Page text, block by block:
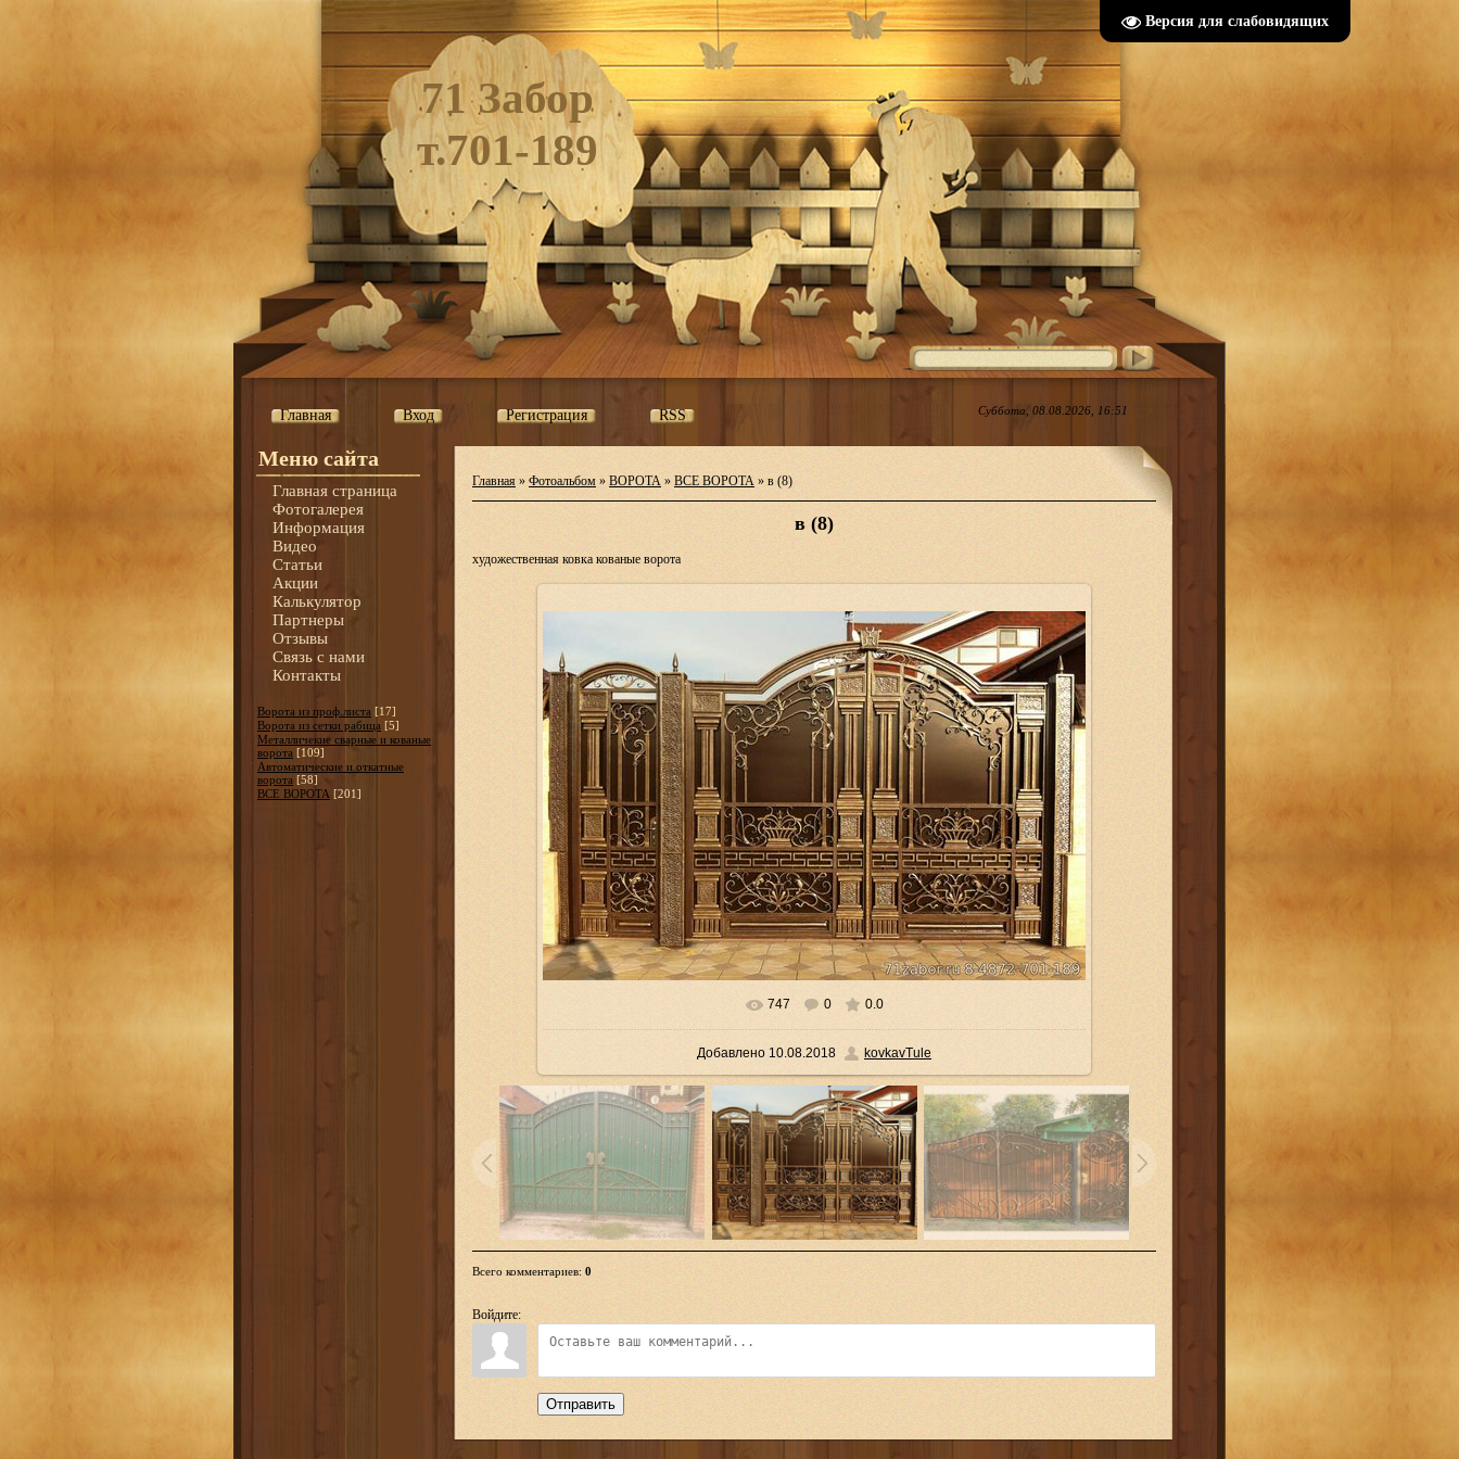
Версия для слабовидящих
71 Забор
т.701-189
Главная Вход Регистрация RSS Суббота, 08.08.2026, 16:51
Меню сайта
Главная страница
Фотогалерея
Информация
Видео
Статьи
Акции
Калькулятор
Партнеры
Отзывы
Связь с нами
Контакты
Ворота из проф.листа [17]
Ворота из сетки рабица [5]
Металличекие сварные и кованые
ворота [109]
Автоматические и откатные
ворота [58]
ВСЕ ВОРОТА [201]
Главная » Фотоальбом » ВОРОТА » ВСЕ ВОРОТА » в (8)
в (8)
художественная ковка кованые ворота
В реальном размере 1000x680
747 0 0.0
Добавлено 10.08.2018 kovkavTule
Всего комментариев: 0
Войдите:
Отправить